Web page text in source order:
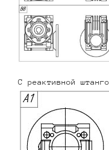
С реактивной